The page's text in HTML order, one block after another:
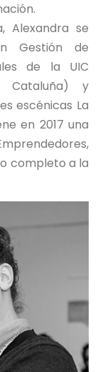
Alexandra se
Gestión de
de la UIC
Cataluña) y
escénicas La
en 2017 una
completo a la